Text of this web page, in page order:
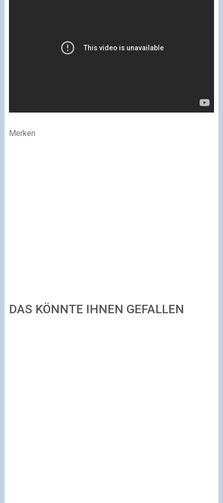
Merken
DAS KÖNNTE IHNEN GEFALLEN